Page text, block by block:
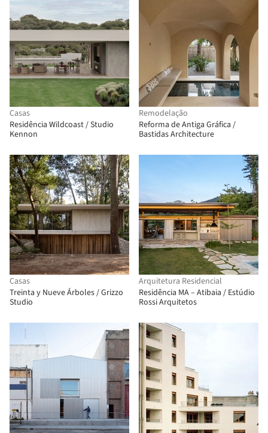
Casas
Residência Wildcoast / Studio
Kennon
Remodelação
Reforma de Antiga Gráfica /
Bastidas Architecture
Casas
Treinta y Nueve Árboles / Grizzo
Studio
Arquitetura Residencial
Residência MA – Atibaia / Estúdio
Rossi Arquitetos